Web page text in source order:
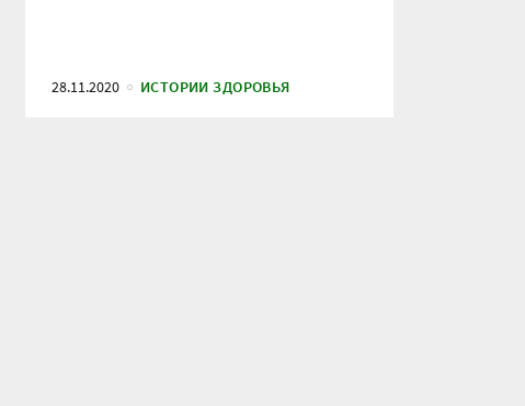
28.11.2020 ИСТОРИИ ЗДОРОВЬЯ